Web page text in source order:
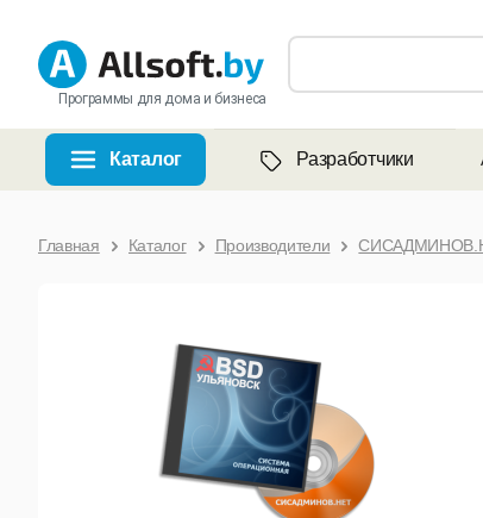
Программы для дома и бизнеса
Каталог Разработчики
Главная Каталог Производители